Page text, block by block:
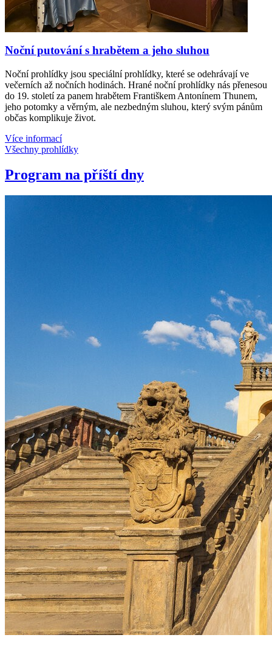
Noční putování s hrabětem a jeho sluhou
Noční prohlídky jsou speciální prohlídky, které se odehrávají ve
večerních až nočních hodinách. Hrané noční prohlídky nás přenesou
do 19. století za panem hrabětem Františkem Antonínem Thunem,
jeho potomky a věrným, ale nezbedným sluhou, který svým pánům
občas komplikuje život.
Více informací
Všechny prohlídky
Program na příští dny